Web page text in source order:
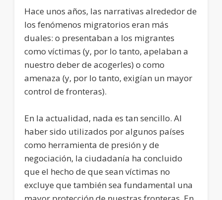
Hace unos años, las narrativas alrededor de
los fenómenos migratorios eran más
duales: o presentaban a los migrantes
como víctimas (y, por lo tanto, apelaban a
nuestro deber de acogerles) o como
amenaza (y, por lo tanto, exigían un mayor
control de fronteras).
En la actualidad, nada es tan sencillo. Al
haber sido utilizados por algunos países
como herramienta de presión y de
negociación, la ciudadanía ha concluido
que el hecho de que sean víctimas no
excluye que también sea fundamental una